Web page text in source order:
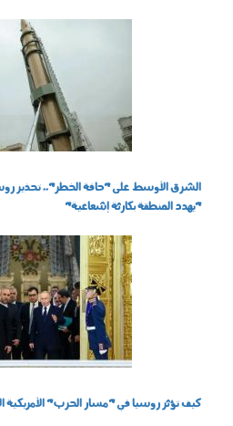
الشرق الأوسط على "حافة الخطر".. تحذير
"يهدد المنطقة بكارثة إشعاعية"
كيف تؤثر روسيا في "مسار الحرب" الأمريكية